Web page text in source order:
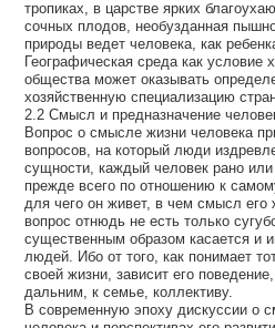
тропиках, в царстве ярких
сочных плодов, необузданная
природы ведет человека, как
Географическая среда как условие
общества может оказывать
хозяйственную специализацию
2.2 Смысл и предназначение
Вопрос о смысле жизни человека
вопросов, на который люди
сущности, каждый человек рано или
прежде всего по отношению к
для чего он живет, в чем смысл его
вопрос отнюдь не есть только
существенным образом касается и
людей. Ибо от того, как понимает
своей жизни, зависит его
дальним, к семье, коллективу.
В современную эпоху дискуссии о